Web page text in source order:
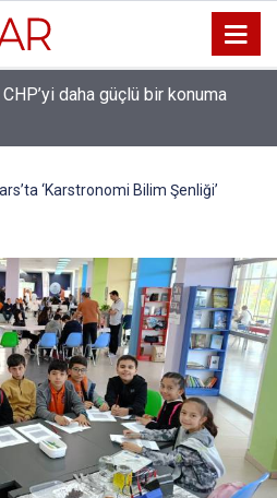
daha güçlü bir konuma
‘Karstronomi Bilim Şenliği’